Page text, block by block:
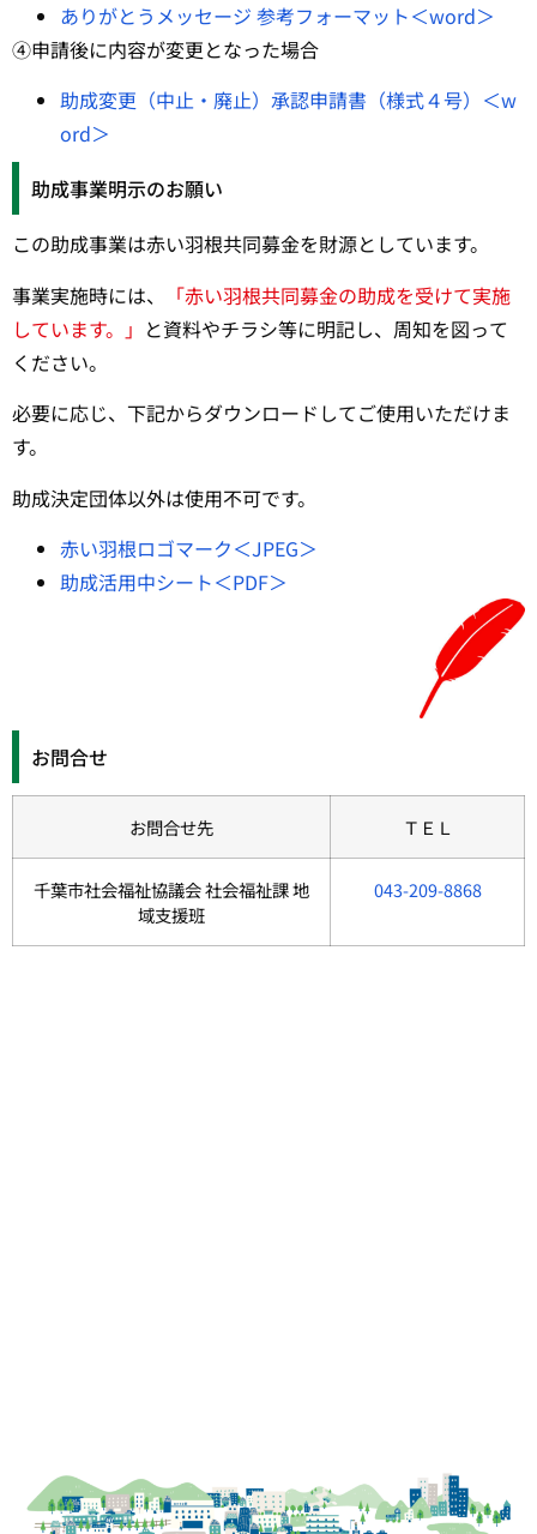
ありがとうメッセージ 参考フォーマット＜word＞
④申請後に内容が変更となった場合
助成変更（中止・廃止）承認申請書（様式４号）＜w
ord＞
助成事業明示のお願い
この助成事業は赤い羽根共同募金を財源としています。
事業実施時には、
「赤い羽根共同募金の助成を受けて実施
しています。」 と資料やチラシ等に明記し、周知を図って
ください。
必要に応じ、下記からダウンロードしてご使用いただけま
す。
助成決定団体以外は使用不可です。
赤い羽根ロゴマーク＜JPEG＞
助成活用中シート＜PDF＞
お問合せ
お問合せ先 ＴＥＬ
千葉市社会福祉協議会 社会福祉課 地
域支援班
043-209-8868